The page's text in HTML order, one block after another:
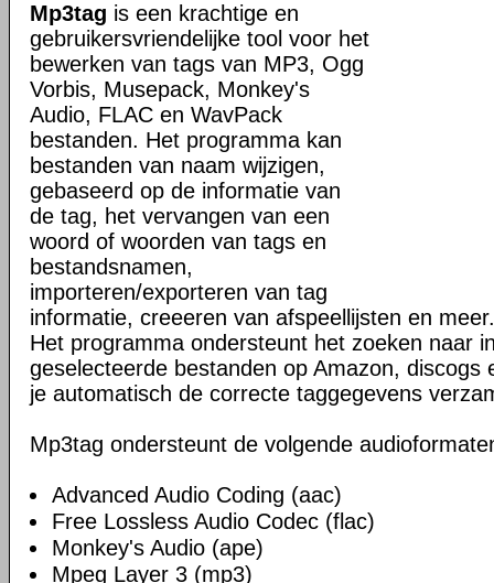
Mp3tag is een krachtige en
gebruikersvriendelijke tool voor het
bewerken van tags van MP3, Ogg
Vorbis, Musepack, Monkey's
Audio, FLAC en WavPack
bestanden. Het programma kan
bestanden van naam wijzigen,
gebaseerd op de informatie van
de tag, het vervangen van een
woord of woorden van tags en
bestandsnamen,
importeren/exporteren van tag
informatie, creeeren van afspeellijsten en meer.
Het programma ondersteunt het zoeken naar
geselecteerde bestanden op Amazon, discogs
je automatisch de correcte taggegevens
Mp3tag ondersteunt de volgende
Advanced Audio Coding (aac)
Free Lossless Audio Codec (flac)
Monkey's Audio (ape)
Mpeg Layer 3 (mp3)